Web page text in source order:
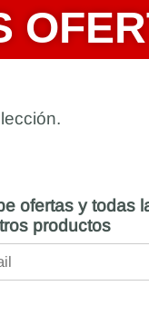
ofertas y todas
productos